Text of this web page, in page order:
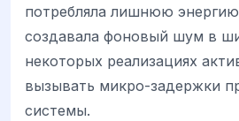
потребляла лишнюю
создавала фоновый шум в
некоторых реализациях
вызывать микро-задержки
системы.